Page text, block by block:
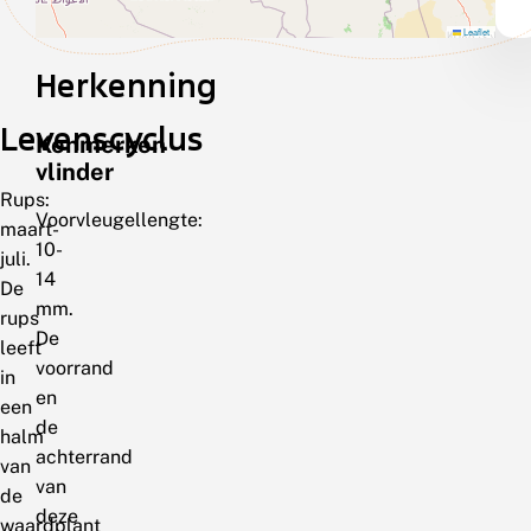
Leaflet
Levenscyclus
Rups:
maart-
juli.
De
rups
leeft
in
een
halm
van
de
waardplant
Herkenning
Kenmerken
vlinder
Voorvleugellengte:
10-
14
mm.
De
voorrand
en
de
achterrand
van
deze